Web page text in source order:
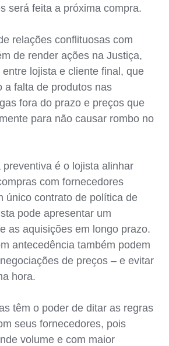
será feita a próxima compra.
relações conflituosas com
de render ações na Justiça,
lojista e cliente final, que
a falta de produtos nas
fora do prazo e preços que
para não causar rombo no
preventiva é o lojista alinhar
com fornecedores
único contrato de política de
pode apresentar um
as aquisições em longo prazo.
antecedência também podem
de preços – e evitar
hora.
têm o poder de ditar as regras
seus fornecedores, pois
volume e com maior